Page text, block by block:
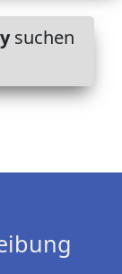
suchen